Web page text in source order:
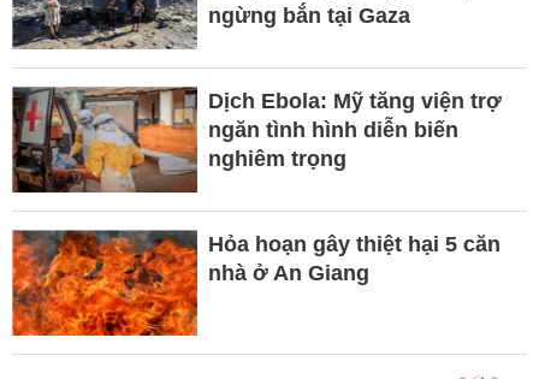
ngừng bắn tại Gaza
Dịch Ebola: Mỹ tăng viện trợ
ngăn tình hình diễn biến
nghiêm trọng
Hỏa hoạn gây thiệt hại 5 căn
nhà ở An Giang